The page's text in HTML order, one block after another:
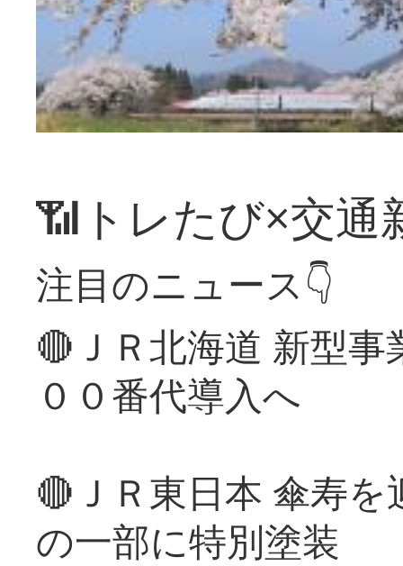
📶トレたび×交通
注目のニュース👇
🔴ＪＲ北海道 新型
００番代導入へ
🔴ＪＲ東日本 傘寿
の一部に特別塗装